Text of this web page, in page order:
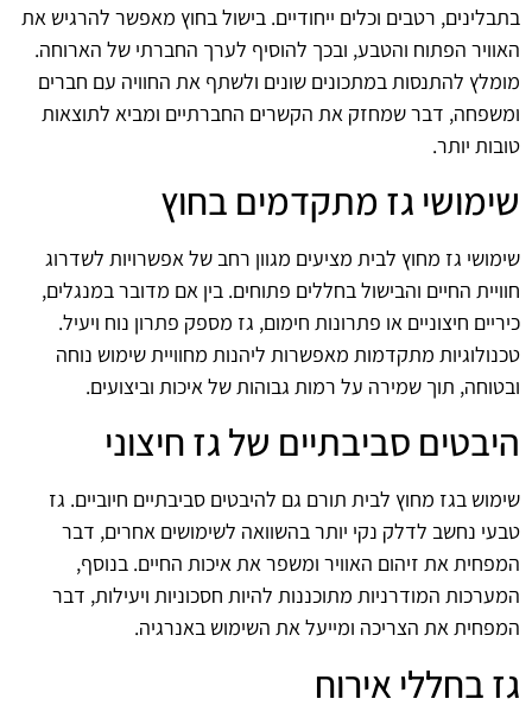
בתבלינים, רטבים וכלים ייחודיים. בישול בחוץ מאפשר להרגיש את
האוויר הפתוח והטבע, ובכך להוסיף לערך החברתי של הארוחה.
מומלץ להתנסות במתכונים שונים ולשתף את החוויה עם חברים
ומשפחה, דבר שמחזק את הקשרים החברתיים ומביא לתוצאות
טובות יותר.
שימושי גז מתקדמים בחוץ
שימושי גז מחוץ לבית מציעים מגוון רחב של אפשרויות לשדרוג
חוויית החיים והבישול בחללים פתוחים. בין אם מדובר במנגלים,
כיריים חיצוניים או פתרונות חימום, גז מספק פתרון נוח ויעיל.
טכנולוגיות מתקדמות מאפשרות ליהנות מחוויית שימוש נוחה
ובטוחה, תוך שמירה על רמות גבוהות של איכות וביצועים.
היבטים סביבתיים של גז חיצוני
שימוש בגז מחוץ לבית תורם גם להיבטים סביבתיים חיוביים. גז
טבעי נחשב לדלק נקי יותר בהשוואה לשימושים אחרים, דבר
המפחית את זיהום האוויר ומשפר את איכות החיים. בנוסף,
המערכות המודרניות מתוכננות להיות חסכוניות ויעילות, דבר
המפחית את הצריכה ומייעל את השימוש באנרגיה.
גז בחללי אירוח